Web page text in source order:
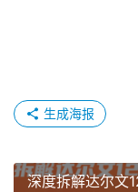
生成海报
深度拆解达尔文